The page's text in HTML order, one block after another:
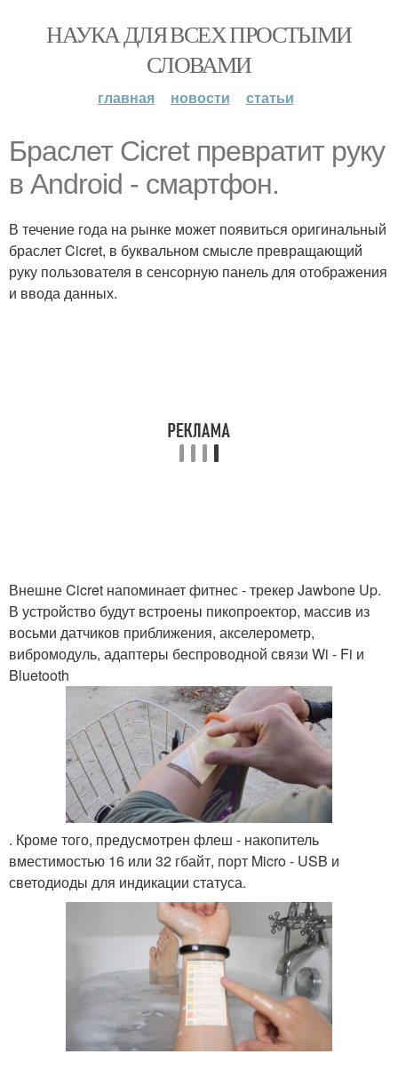
НАУКА ДЛЯ ВСЕХ ПРОСТЫМИ
СЛОВАМИ
главная новости статьи
Браслет Cicret превратит руку
в Android - смартфон.
В течение года на рынке может появиться оригинальный
браслет Cicret, в буквальном смысле превращающий
руку пользователя в сенсорную панель для отображения
и ввода данных.
Внешне Cicret напоминает фитнес - трекер Jawbone Up.
В устройство будут встроены пикопроектор, массив из
восьми датчиков приближения, акселерометр,
вибромодуль, адаптеры беспроводной связи Wi - Fi и
Bluetooth
. Кроме того, предусмотрен флеш - накопитель
вместимостью 16 или 32 гбайт, порт Micro - USB и
светодиоды для индикации статуса.